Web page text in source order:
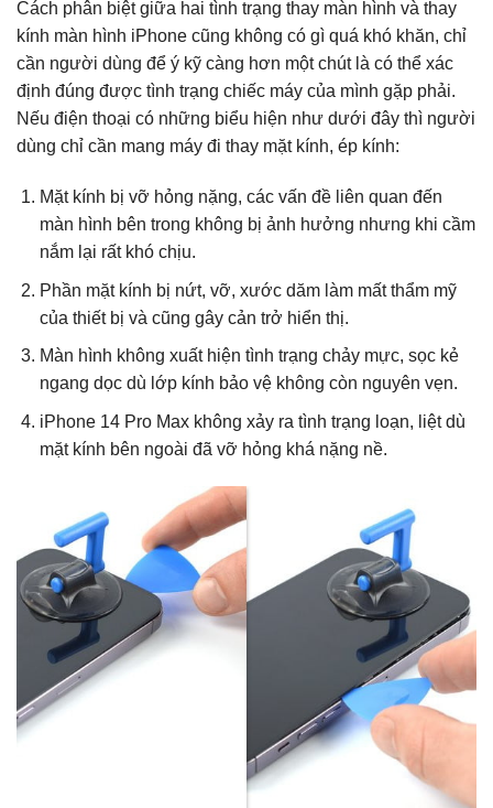
Cách phân biệt giữa hai tình trạng thay màn hình và thay
kính màn hình iPhone cũng không có gì quá khó khăn, chỉ
cần người dùng để ý kỹ càng hơn một chút là có thể xác
định đúng được tình trạng chiếc máy của mình gặp phải.
Nếu điện thoại có những biểu hiện như dưới đây thì người
dùng chỉ cần mang máy đi thay mặt kính, ép kính:
Mặt kính bị vỡ hỏng nặng, các vấn đề liên quan đến
màn hình bên trong không bị ảnh hưởng nhưng khi cầm
nắm lại rất khó chịu.
Phần mặt kính bị nứt, vỡ, xước dăm làm mất thẩm mỹ
của thiết bị và cũng gây cản trở hiển thị.
Màn hình không xuất hiện tình trạng chảy mực, sọc kẻ
ngang dọc dù lớp kính bảo vệ không còn nguyên vẹn.
iPhone 14 Pro Max không xảy ra tình trạng loạn, liệt dù
mặt kính bên ngoài đã vỡ hỏng khá nặng nề.